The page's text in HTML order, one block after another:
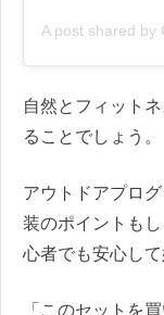
A post shared by
自然とフィット
ることでしょう。
アウトドアプロ
装のポイントも
心者でも安心して
「このセットを